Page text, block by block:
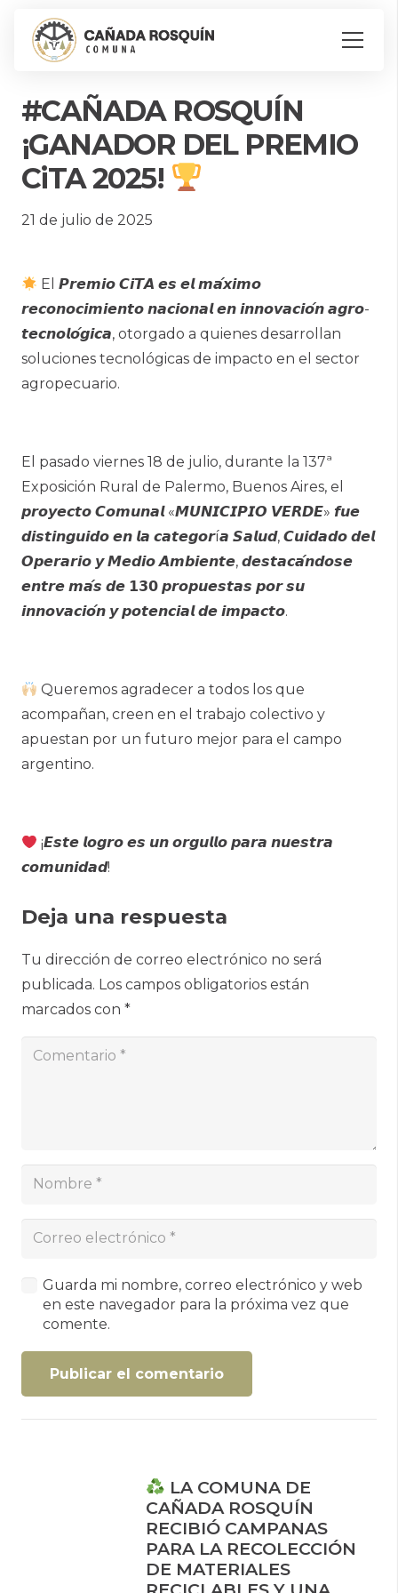
#CAÑADA ROSQUÍN
¡GANADOR DEL PREMIO
CiTA 2025!
21 de julio de 2025
El 𝙋𝙧𝙚𝙢𝙞𝙤 𝘾𝙞𝙏𝘼 𝙚𝙨 𝙚𝙡 𝙢𝙖́𝙭𝙞𝙢𝙤
𝙧𝙚𝙘𝙤𝙣𝙤𝙘𝙞𝙢𝙞𝙚𝙣𝙩𝙤 𝙣𝙖𝙘𝙞𝙤𝙣𝙖𝙡 𝙚𝙣 𝙞𝙣𝙣𝙤𝙫𝙖𝙘𝙞𝙤́𝙣 𝙖𝙜𝙧𝙤-
𝙩𝙚𝙘𝙣𝙤𝙡𝙤́𝙜𝙞𝙘𝙖, otorgado a quienes desarrollan
soluciones tecnológicas de impacto en el sector
agropecuario.
El pasado viernes 18 de julio, durante la 137ª
Exposición Rural de Palermo, Buenos Aires, el
𝙥𝙧𝙤𝙮𝙚𝙘𝙩𝙤 𝘾𝙤𝙢𝙪𝙣𝙖𝙡 «𝙈𝙐𝙉𝙄𝘾𝙄𝙋𝙄𝙊 𝙑𝙀𝙍𝘿𝙀» 𝙛𝙪𝙚
𝙙𝙞𝙨𝙩𝙞𝙣𝙜𝙪𝙞𝙙𝙤 𝙚𝙣 𝙡𝙖 𝙘𝙖𝙩𝙚𝙜𝙤𝙧í𝙖 𝙎𝙖𝙡𝙪𝙙, 𝘾𝙪𝙞𝙙𝙖𝙙𝙤 𝙙𝙚𝙡
𝙊𝙥𝙚𝙧𝙖𝙧𝙞𝙤 𝙮 𝙈𝙚𝙙𝙞𝙤 𝘼𝙢𝙗𝙞𝙚𝙣𝙩𝙚, 𝙙𝙚𝙨𝙩𝙖𝙘𝙖́𝙣𝙙𝙤𝙨𝙚
𝙚𝙣𝙩𝙧𝙚 𝙢𝙖́𝙨 𝙙𝙚 𝟭𝟯𝟬 𝙥𝙧𝙤𝙥𝙪𝙚𝙨𝙩𝙖𝙨 𝙥𝙤𝙧 𝙨𝙪
𝙞𝙣𝙣𝙤𝙫𝙖𝙘𝙞𝙤́𝙣 𝙮 𝙥𝙤𝙩𝙚𝙣𝙘𝙞𝙖𝙡 𝙙𝙚 𝙞𝙢𝙥𝙖𝙘𝙩𝙤.
Queremos agradecer a todos los que
acompañan, creen en el trabajo colectivo y
apuestan por un futuro mejor para el campo
argentino.
¡𝙀𝙨𝙩𝙚 𝙡𝙤𝙜𝙧𝙤 𝙚𝙨 𝙪𝙣 𝙤𝙧𝙜𝙪𝙡𝙡𝙤 𝙥𝙖𝙧𝙖 𝙣𝙪𝙚𝙨𝙩𝙧𝙖
𝙘𝙤𝙢𝙪𝙣𝙞𝙙𝙖𝙙!
Deja una respuesta
Tu dirección de correo electrónico no será
publicada. Los campos obligatorios están
marcados con *
Guarda mi nombre, correo electrónico y web
en este navegador para la próxima vez que
comente.
Publicar el comentario
LA COMUNA DE
CAÑADA ROSQUÍN
RECIBIÓ CAMPANAS
PARA LA RECOLECCIÓN
DE MATERIALES